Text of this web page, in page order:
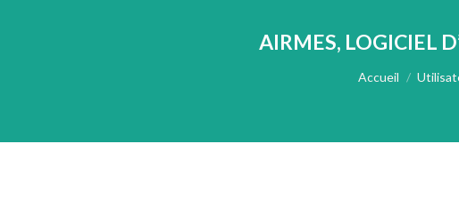
AIRMES, LOGICIEL
Vous êtes ici :
Accueil